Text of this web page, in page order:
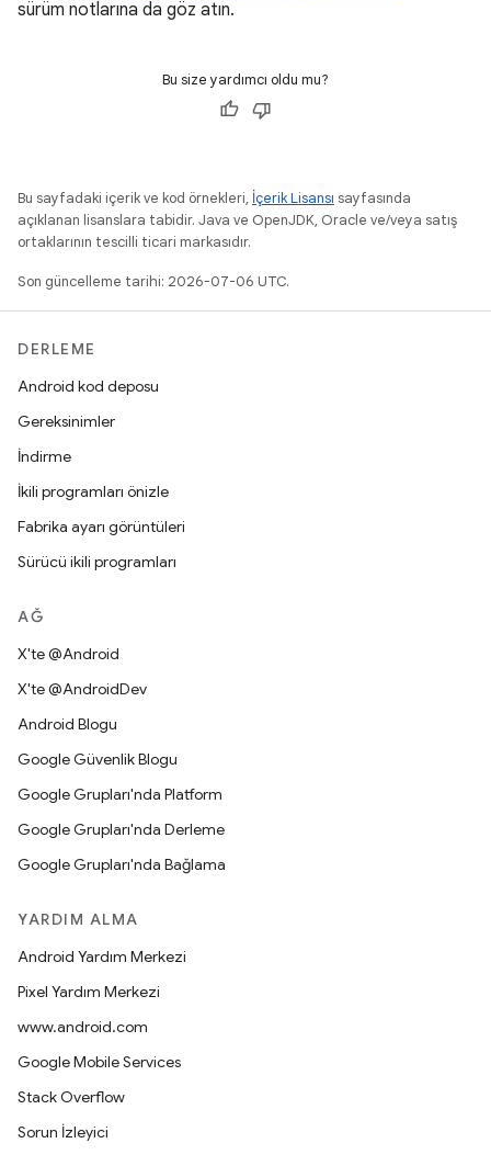
sürüm notlarına da göz atın.
Bu size yardımcı oldu mu?
Bu sayfadaki içerik ve kod örnekleri, İçerik Lisansı sayfasında
açıklanan lisanslara tabidir. Java ve OpenJDK, Oracle ve/veya satış
ortaklarının tescilli ticari markasıdır.
Son güncelleme tarihi: 2026-07-06 UTC.
DERLEME
Android kod deposu
Gereksinimler
İndirme
İkili programları önizle
Fabrika ayarı görüntüleri
Sürücü ikili programları
AĞ
X'te @Android
X'te @AndroidDev
Android Blogu
Google Güvenlik Blogu
Google Grupları'nda Platform
Google Grupları'nda Derleme
Google Grupları'nda Bağlama
YARDIM ALMA
Android Yardım Merkezi
Pixel Yardım Merkezi
www.android.com
Google Mobile Services
Stack Overflow
Sorun İzleyici